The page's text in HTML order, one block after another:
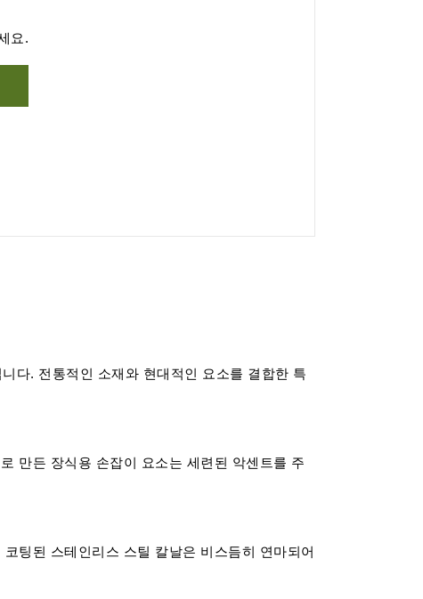
요.
다. 전통적인 소재와 현대적인 요소를 결합한 특
만든 장식용 손잡이 요소는 세련된 악센트를 주
팅된 스테인리스 스틸 칼날은 비스듬히 연마되어